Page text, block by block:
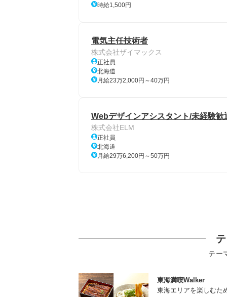
時給1,500円
電気主任技術者
株式会社ザイマックス
正社員
北海道
月給23万2,000円～40万円
Webデザインアシスタント/未経験
株式会社ELM
正社員
北海道
月給29万6,200円～50万円
テー
東海満喫Walker
東海エリアを楽しむた